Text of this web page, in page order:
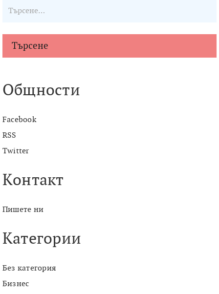
Търсене
Общности
Facebook
RSS
Twitter
Контакт
Пишете ни
Категории
Без категория
Бизнес